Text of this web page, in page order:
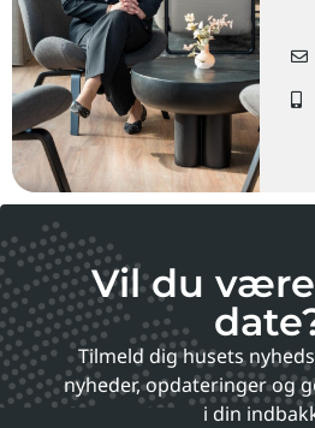
Vil du
Tilmeld dig husets
nyheder, opdateringer og
i din